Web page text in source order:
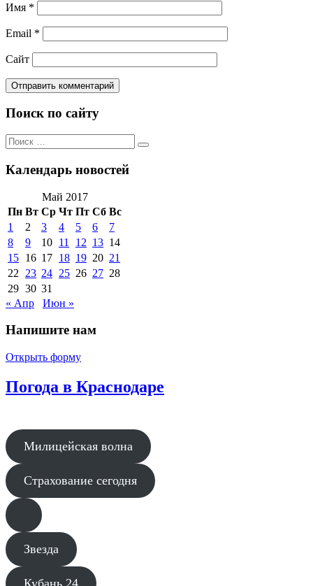
Имя *
Email *
Сайт
Поиск по сайту
Поиск
по:
Поиск
Календарь новостей
Май 2017
Пн Вт Ср Чт Пт Сб Вс
1
2 3 4 5 6
7
8
9 10 11 12 13 14
15 16 17 18 19 20 21
22
23 24 25 26 27 28
29 30 31
« Апр
Июн »
Напишите нам
Открыть форму
Погода в Краснодаре
Милицейская волна
Страхование сегодня
Звезда
Кубань 24